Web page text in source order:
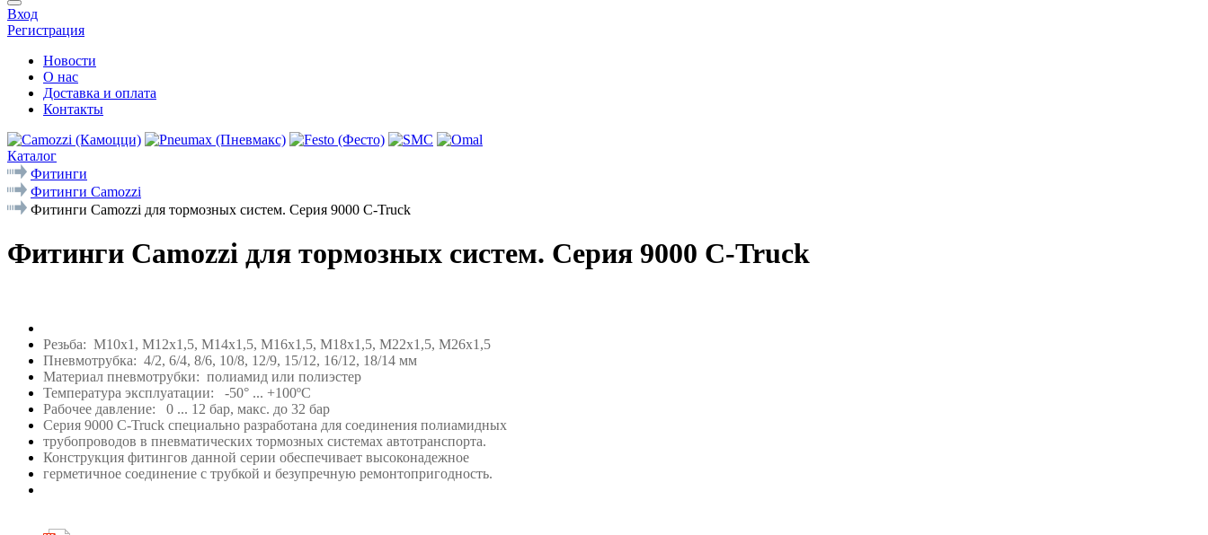
Вход
Регистрация
Новости
О нас
Доставка и оплата
Контакты
Каталог
Фитинги
Фитинги Camozzi
Фитинги Camozzi для тормозных систем. Серия 9000 С-Truck
Фитинги Camozzi для тормозных систем. Серия 9000 С-Truck
Резьба: М10х1, М12х1,5, М14х1,5, М16х1,5, М18х1,5, М22х1,5, М26х1,5
Пневмотрубка: 4/2, 6/4, 8/6, 10/8, 12/9, 15/12, 16/12, 18/14 мм
Материал пневмотрубки: полиамид или полиэстер
Температура эксплуатации: -50° ... +100ºС
Рабочее давление: 0 ... 12 бар, макс. до 32 бар
Серия 9000 C-Truck специально разработана для соединения полиамидных
трубопроводов в пневматических тормозных системах автотранспорта.
Конструкция фитингов данной серии обеспечивает высоконадежное
герметичное соединение с трубкой и безупречную ремонтопригодность.